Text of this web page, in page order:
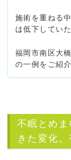
施術を重ねる
は低下してい
福岡市南区大
の一例をご紹
不眠とめ
きた変化